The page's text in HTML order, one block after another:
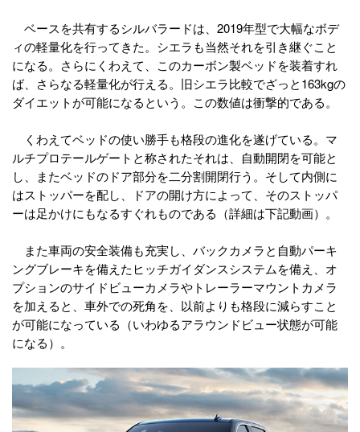
ベースを共有するシルバラードは、2019年型で大幅なボデ
ィの軽量化を行ってきた。シエラも当然それを引き継ぐこと
になる。さらにくわえて、このカーボン製ベッドを装着すれ
ば、さらなる軽量化が行える。旧シエラ比較でざっと163kgの
ダイエットが可能になるという。この数値は衝撃的である。
くわえてベッドの使い勝手も格段の進化を遂げている。マ
ルチプロテールゲートと称されたそれは、自動開閉を可能と
し、またベッドのドア部分を二分割開閉行う。そして内側に
はストッパーを配し、ドアの開け方によって、そのストッパ
ーは足かけにもなるすぐれものである（詳細は下記動画）。
また車両の安全装備も充実し、バックカメラと自動パーキ
ングブレーキを備えたヒッチガイダンスシステムを備え、オ
プションのサイドビューカメラやトレーラーマウントカメラ
を加えると、車外での死角を、以前よりも格段に減らすこと
が可能になっている（いわゆるアラウンドビュー状態が可能
になる）。